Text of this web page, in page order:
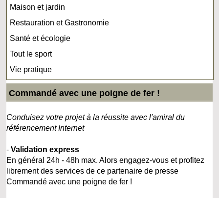
Maison et jardin
Restauration et Gastronomie
Santé et écologie
Tout le sport
Vie pratique
Commandé avec une poigne de fer !
Conduisez votre projet à la réussite avec l'amiral du
référencement Internet
-Validation express
En général 24h - 48h max. Alors engagez-vous et profitez
librement des services de ce partenaire de presse
Commandé avec une poigne de fer !